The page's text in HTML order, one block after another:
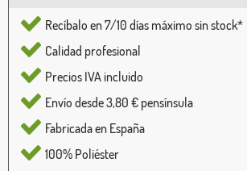
Recíbalo en 7/10 días máximo sin stock*
Calidad profesional
Precios IVA incluido
Envío desde 3,80 € pensínsula
Fabricada en España
100% Poliéster